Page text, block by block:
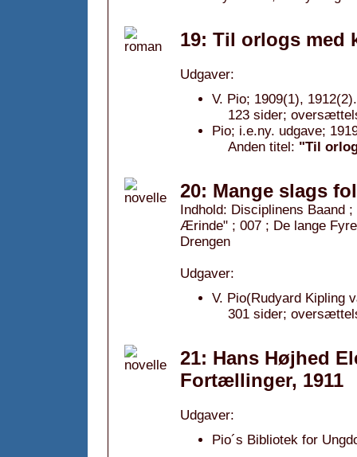
19: Til orlogs med
Udgaver:
V. Pio; 1909(1), 1912(2).
123 sider;
Pio; i.e.ny. udgave;
Anden titel: "Til
20: Mange slags
Indhold: Disciplinens Baand
Ærinde" ; 007 ; De lange
Drengen
Udgaver:
V. Pio(Rudyard Kipling
301 sider;
21: Hans Højhed
Fortællinger, 1911
Udgaver:
Pio´s Bibliotek for